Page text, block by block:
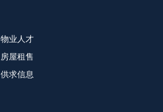
物业人才
房屋租售
供求信息